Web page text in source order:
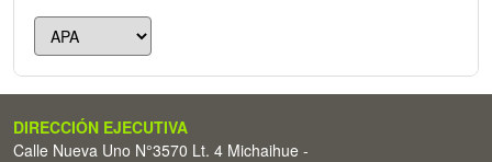
DIRECCIÓN EJECUTIVA
Calle Nueva Uno N°3570 Lt. 4 Michaihue -